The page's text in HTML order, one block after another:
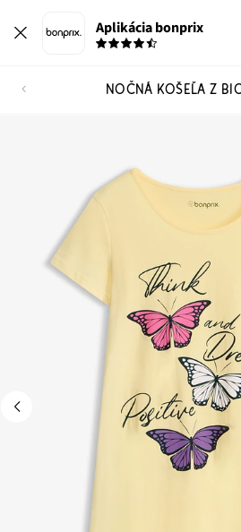
Aplikácia bonprix
NOČNÁ KOŠEĽA Z